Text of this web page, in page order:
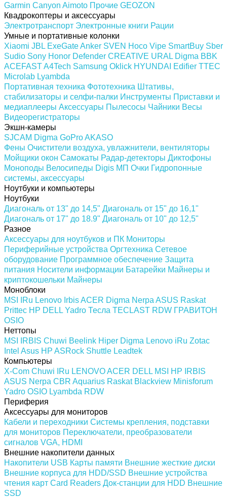
Garmin Canyon Aimoto Прочие GEOZON
Квадрокоптеры и аксессуары
Электротранспорт Электронные книги Рации
Умные и портативные колонки
Xiaomi JBL ExeGateAnker SVEN Hoco Vipe SmartBuy Sber
Sudio Sony Honor Defender CREATIVE URAL Digma BBK
ACEFASTA4Tech Samsung Oklick HYUNDAI Edifier TTEC
Microlab Lyambda
Портативная техника Фототехника Штативы,
стабилизаторы и селфи-палки Инструменты Приставки и
медиаплееры Аксессуары Пылесосы Чайники Весы
Видеорегистраторы
Экшн-камеры
SJCAM Digma GoProAKASO
Фены Очистители воздуха, увлажнители, вентиляторы
Мойщики окон Самокаты Радар-детекторы Диктофоны
Моноподы Велосипеды Digis МП Очки Гидропонные
системы, аксессуары
Ноутбуки и компьютеры
Ноутбуки
Диагональ от 13" до 14,5" Диагональ от 15" до 16,1"
Диагональ от 17" до 18.9" Диагональ от 10" до 12,5"
Разное
Аксессуары для ноутбуков и ПК Мониторы
Периферийные устройства Оргтехника Сетевое
оборудование Программное обеспечение Защита
питания Носители информации Батарейки Майнеры и
криптокошельки Майнеры
Моноблоки
MSI
IRu Lenovo IrbisACER Digma Nerpa ASUS Raskat
Prittec HP DELL Yadro Тесла TECLAST RDW ГРАВИТОН
OSIO
Неттопы
MSI
IRBIS Chuwi Beelink Hiper Digma Lenovo iRu Zotac
Intel Asus HP ASRock Shuttle Leadtek
Компьютеры
X-Com Chuwi IRu LENOVOACER DELL MSI HP
IRBIS
ASUS Nerpa CBR Aquarius Raskat Blackview Minisforum
Yadro OSIO Lyambda RDW
Периферия
Аксессуары для мониторов
Кабели и переходники Системы крепления, подставки
для мониторов Переключатели, преобразователи
сигналов VGA, HDMI
Внешние накопители данных
Накопители USB Карты памяти Внешние жесткие диски
Внешние корпуса для HDD/SSD Внешние устройства
чтения карт Card Readers Док-станции для HDD Внешние
SSD